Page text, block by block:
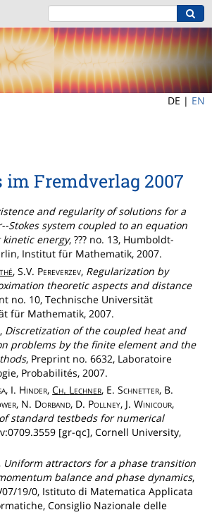
DE | EN
Fremdverlag 2007
and regularity of solutions for a
Stokes system coupled to an equation
energy, ??? no. 13, Humboldt-
Institut für Mathematik, 2007.
, S.V. Pereverzev, Regularization by
theoretic aspects and distance
no. 10, Technische Universität
für Mathematik, 2007.
, Discretization of the coupled heat and
problems by the finite element and the
, Preprint no. 6632, Laboratoire
Probabilités, 2007.
, I. Hinder,Ch. Lechner, E.Schnetter, B.
, N. Dorband, D. Pollney, J. Winicour,
standard testbeds for numerical
[gr-qc], Cornell University,
, Uniform attractors for a phase transition
balance and phase dynamics,
19/0, Istituto di Matematica Applicata
Consiglio Nazionale delle